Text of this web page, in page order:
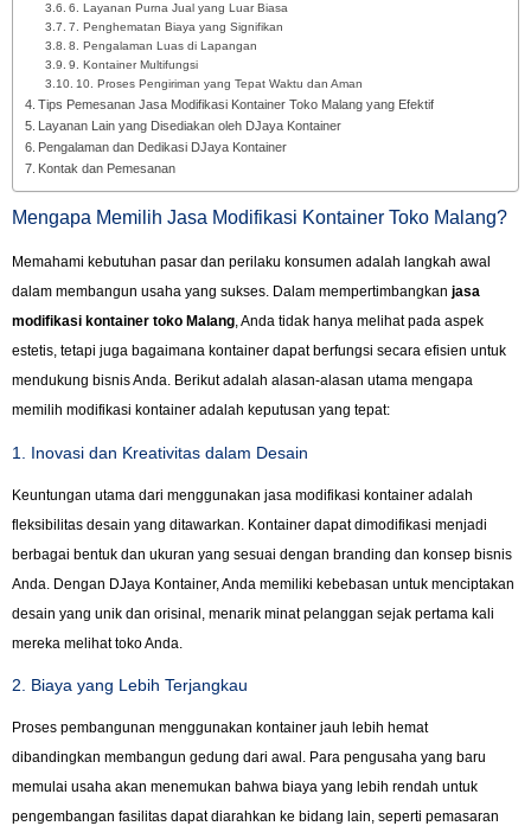
6. Layanan Purna Jual yang Luar Biasa
7. Penghematan Biaya yang Signifikan
8. Pengalaman Luas di Lapangan
9. Kontainer Multifungsi
10. Proses Pengiriman yang Tepat Waktu dan Aman
Tips Pemesanan Jasa Modifikasi Kontainer Toko Malang yang Efektif
Layanan Lain yang Disediakan oleh DJaya Kontainer
Pengalaman dan Dedikasi DJaya Kontainer
Kontak dan Pemesanan
Mengapa Memilih Jasa Modifikasi Kontainer Toko Malang?
Memahami kebutuhan pasar dan perilaku konsumen adalah langkah awal
dalam membangun usaha yang sukses. Dalam mempertimbangkan jasa
modifikasi kontainer toko Malang, Anda tidak hanya melihat pada aspek
estetis, tetapi juga bagaimana kontainer dapat berfungsi secara efisien untuk
mendukung bisnis Anda. Berikut adalah alasan-alasan utama mengapa
memilih modifikasi kontainer adalah keputusan yang tepat:
1. Inovasi dan Kreativitas dalam Desain
Keuntungan utama dari menggunakan jasa modifikasi kontainer adalah
fleksibilitas desain yang ditawarkan. Kontainer dapat dimodifikasi menjadi
berbagai bentuk dan ukuran yang sesuai dengan branding dan konsep bisnis
Anda. Dengan DJaya Kontainer, Anda memiliki kebebasan untuk menciptakan
desain yang unik dan orisinal, menarik minat pelanggan sejak pertama kali
mereka melihat toko Anda.
2. Biaya yang Lebih Terjangkau
Proses pembangunan menggunakan kontainer jauh lebih hemat
dibandingkan membangun gedung dari awal. Para pengusaha yang baru
memulai usaha akan menemukan bahwa biaya yang lebih rendah untuk
pengembangan fasilitas dapat diarahkan ke bidang lain, seperti pemasaran